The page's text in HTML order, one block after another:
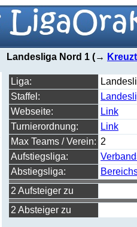
Landesliga Nord 1 (→
Liga:
Staffel:
Webseite:
Link
Turnierordnung:
Link
Max Teams / Verein: 2
Aufstiegsliga:
Abstiegsliga:
2 Aufsteiger zu
2 Absteiger zu